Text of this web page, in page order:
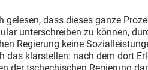
gelesen, dass dieses ganze
unterschreiben zu können,
Regierung keine
das klarstellen: nach dem dort